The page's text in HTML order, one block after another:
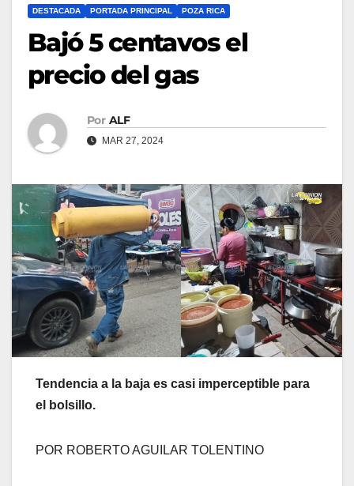
DESTACADA PORTADA PRINCIPAL POZA RICA
Bajó 5 centavos el
precio del gas
Por ALF
MAR 27, 2024
Tendencia a la baja es casi imperceptible para
el bolsillo.
POR ROBERTO AGUILAR TOLENTINO